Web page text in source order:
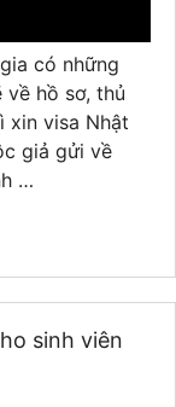
có những
về hồ sơ, thủ
xin visa Nhật
giả gửi về
…
sinh viên